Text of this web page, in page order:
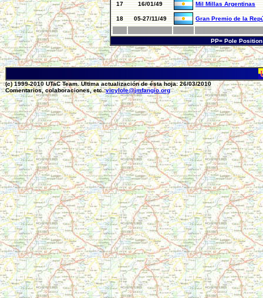
17 16/01/49 Mil Millas Argentinas
18 05-27/11/49 Gran Premio de la
PP= Pole
(c) 1999-2010 UTaC Team. Ultima actualización de ésta hoja: 26/03/2010
Comentarios, colaboraciones, etc.:vicylole@jmfangio.org